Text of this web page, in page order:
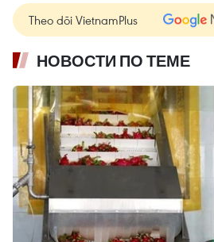
Theo dõi VietnamPlus
НОВОСТИ ПО ТЕМЕ